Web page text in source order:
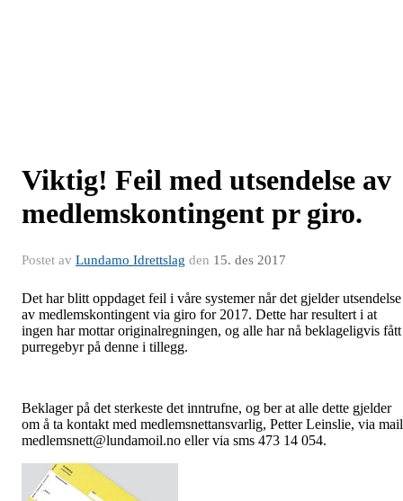
Viktig! Feil med utsendelse av
medlemskontingent pr giro.
Postet av Lundamo Idrettslag den 15. des 2017
Det har blitt oppdaget feil i våre systemer når det gjelder utsendelse
av medlemskontingent via giro for 2017. Dette har resultert i at
ingen har mottar originalregningen, og alle har nå beklageligvis fått
purregebyr på denne i tillegg.
Beklager på det sterkeste det inntrufne, og ber at alle dette gjelder
om å ta kontakt med medlemsnettansvarlig, Petter Leinslie, via
medlemsnett@lundamoil.no eller via sms 473 14 054.